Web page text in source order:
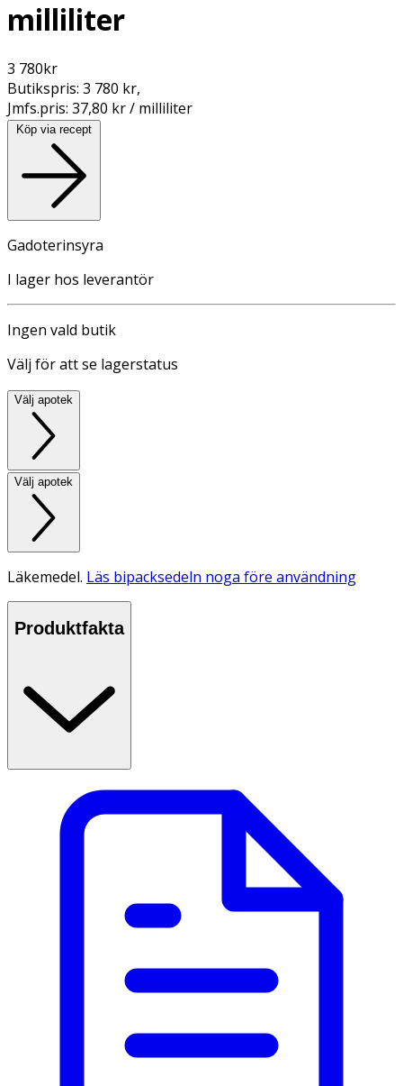
milliliter
3 780kr
Butikspris: 3 780 kr,
Jmfs.pris: 37,80 kr / milliliter
Köp via recept
Gadoterinsyra
I lager hos leverantör
Ingen vald butik
Välj för att se lagerstatus
Välj apotek
Välj apotek
Läkemedel. Läs bipacksedeln noga före användning
Produktfakta